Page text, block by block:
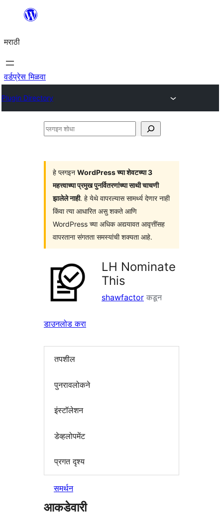
सामुग्रीवर
मराठी
वर्डप्रेस मिळवा
Plugin Directory
प्लगइन
हे प्लगइन WordPress च्या शेवटच्या 3
महत्त्वाच्या प्रमुख पुनर्वितरणांच्या साथी चाचणी
झालेले नाही. हे येथे वापरल्यास सामर्थ्य देणार नाही
किंवा त्या आधारित असु शकते आणि
WordPress च्या अधिक अद्ययावत आवृत्तींसह
वापरताना संगतता समस्यांची शक्यता आहे.
LH Nominate
This
shawfactor कडून
डाउनलोड करा
तपशील
पुनरावलोकने
इंस्टॉलेशन
डेव्हलोपमेंट
प्रगत दृश्य
समर्थन
आकडेवारी